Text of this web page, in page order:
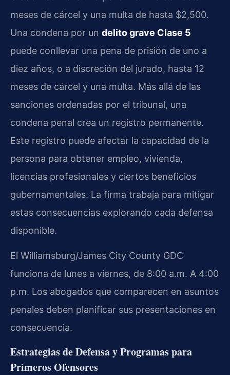
meses de cárcel y una multa de hasta $2,500.
Una condena por un delito grave Clase 5
puede conllevar una pena de prisión de uno a
diez años, o a discreción del jurado, hasta 12
meses de cárcel y una multa. Más allá de las
sanciones ordenadas por el tribunal, una
condena penal crea un registro permanente.
Este registro puede afectar la capacidad de la
persona para obtener empleo, vivienda,
licencias profesionales y ciertos beneficios
gubernamentales. La firma trabaja para mitigar
estas consecuencias explorando cada defensa
disponible.
El Williamsburg/James City County GDC
funciona de lunes a viernes, de 8:00 a.m. A 4:00
p.m. Los abogados que comparecen en asuntos
penales deben planificar sus presentaciones en
consecuencia.
Estrategias de Defensa y Programas para
Primeros Ofensores